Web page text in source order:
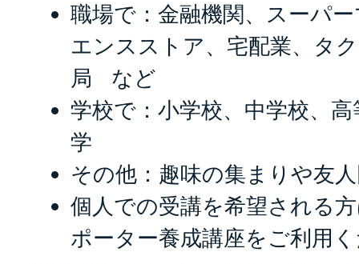
職場で：金融機関、スーパ
エンスストア、宅配業、タ
局 など
学校で：小学校、中学校、
学
その他：趣味の集まりや友
個人での受講を希望される
ポーター養成講座をご利用